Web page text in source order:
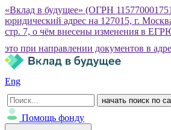
«Вклад в будущее» (ОГРН
юридический адрес на 127015, г.
стр. 7, о чём внесены изменения в
это при направлении документов в
Eng
начать поиск по
Помощь фонду